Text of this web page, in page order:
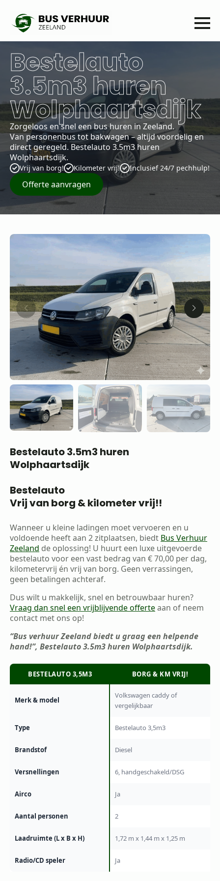
Bestelauto
3.5m3 huren
Wolphaartsdijk
Zorgeloos en snel een bus huren in Zeeland.
Van personenbus tot bakwagen – altijd voordelig en
direct geregeld. Bestelauto 3.5m3 huren
Wolphaartsdijk.
Vrij van borg! Kilometer vrij! Inclusief 24/7 pechhulp!
Offerte aanvragen
Bestelauto 3.5m3 huren
Wolphaartsdijk
Bestelauto
Vrij van borg & kilometer vrij!!
Wanneer u kleine ladingen moet vervoeren en u
voldoende heeft aan 2 zitplaatsen, biedt Bus Verhuur
Zeeland de oplossing! U huurt een luxe uitgevoerde
bestelauto voor een vast bedrag van € 70,00 per dag,
kilometervrij én vrij van borg. Geen verrassingen,
geen betalingen achteraf.
Dus wilt u makkelijk, snel en betrouwbaar huren?
Vraag dan snel een vrijblijvende offerteaan of neem
contact met ons op!
“Bus verhuur Zeeland biedt u graag een helpende
hand!”, Bestelauto 3.5m3 huren Wolphaartsdijk.
BESTELAUTO 3,5M3 BORG & KM VRIJ!
Merk & model
Volkswagen caddy of
vergelijkbaar
Type Bestelauto 3,5m3
Brandstof Diesel
Versnellingen 6, handgeschakeld/DSG
Airco Ja
Aantal personen 2
Laadruimte (L x B x H) 1,72 m x 1,44 m x 1,25 m
Radio/CD speler Ja